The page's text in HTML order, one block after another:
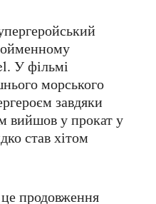
У фільмі
морського
завдяки
вийшов у прокат у
став хітом